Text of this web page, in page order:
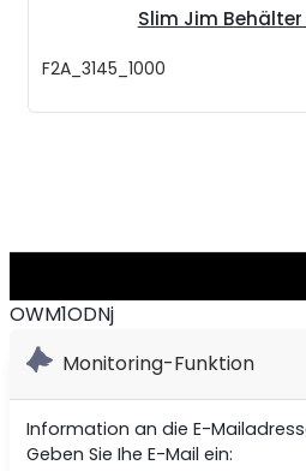
Slim Jim
F2A_3145_1000
OWM1ODNj
Monitoring-Funktion
Information an die E-
Geben Sie Ihe E-Mail ein: